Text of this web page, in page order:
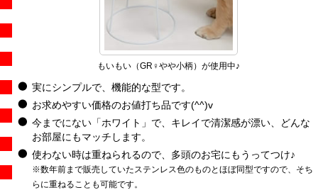
もいもい（GR♀やや小柄）が使用中♪
実にシンプルで、機能的な型です。
お求めやすい価格のお値打ち品です(^^)v
今までにない「ホワイト」で、キレイで清潔感が漂い、どんな
お部屋にもマッチします。
使わない時は重ねられるので、多頭のお宅にもうってつけ♪
※数年前まで販売していたステンレス色のものとほぼ同型ですので、そち
らに重ねることも可能です。